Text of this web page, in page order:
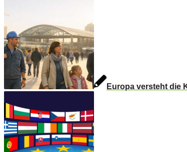
Europa versteht die